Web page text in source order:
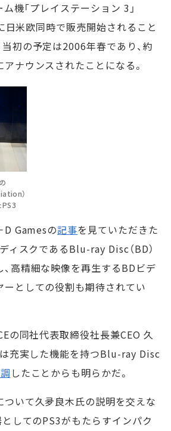
ム機「プレイステーション 3」
日米欧同時で販売開始されること
初の予定は2006年春であり、約
ナウンスされたことになる。
）
Gamesの記事を見ていただきた
ィスクであるBlu-ray Disc（BD）
高精細な映像を再生するBDビデ
としての役割も期待されてい
の同社代表取締役社長兼CEO 久
充実した機能を持つBlu-ray Disc
したことからも明らかだ。
いて久夛良木氏の説明を交えな
としてのPS3がもたらすインパク